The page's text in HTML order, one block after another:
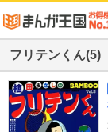
フリテンくん(5)